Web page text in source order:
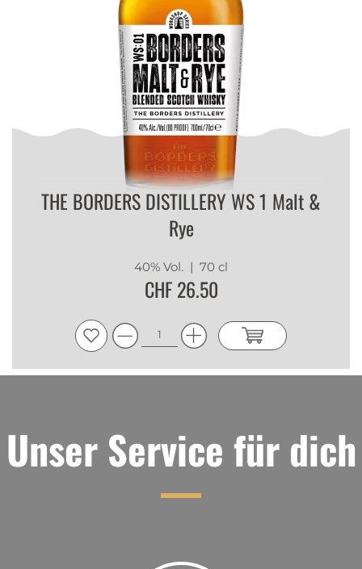
THE BORDERS DISTILLERY WS 1 Malt &
Rye
40% Vol. | 70 cl
CHF 26.50
Unser Service für dich